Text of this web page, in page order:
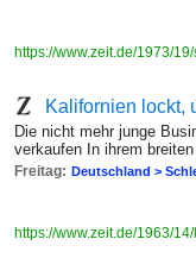
https://www.zeit.de/1973/
Kalifornien lockt,
Die nicht mehr junge
verkaufen In ihrem
Freitag: Deutschland >
https://www.zeit.de/1963/